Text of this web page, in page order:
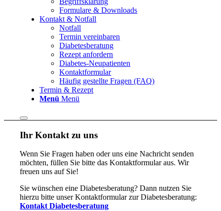
Formulare & Downloads
Kontakt & Notfall
Notfall
Termin vereinbaren
Diabetesberatung
Rezept anfordern
Diabetes-Neupatienten
Kontaktformular
Häufig gestellte Fragen (FAQ)
Termin & Rezept
Menü Menü
Ihr Kontakt zu uns
Wenn Sie Fragen haben oder uns eine Nachricht senden
möchten, füllen Sie bitte das Kontaktformular aus. Wir
freuen uns auf Sie!
Sie wünschen eine Diabetesberatung? Dann nutzen Sie
hierzu bitte unser Kontaktformular zur Diabetesberatung:
Kontakt Diabetesberatung